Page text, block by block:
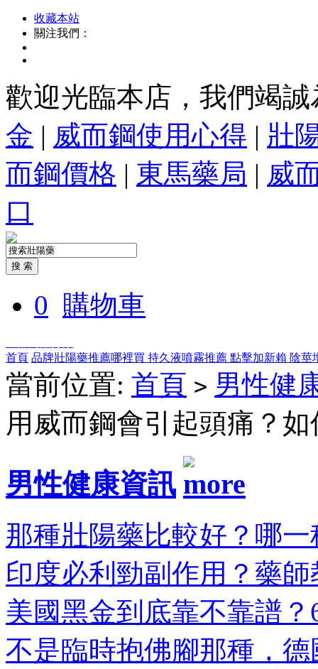
收藏本站
關注我們：
歡迎光臨本店，我們竭
金 | 威而鋼使用心得 | 壯
而鋼價格 | 東馬藥局 | 威
口
0 購物車
首頁 品牌壯陽藥推薦哪裡買 持久液噴霧推薦 點擊加新賴 陰莖
當前位置: 首頁 > 男性健
用威而鋼會引起頭痛？
男性健康資訊
那種壯陽藥比較好？哪
印度必利勁副作用？藥
美國黑金到底靠不靠譜？
不是臨時抱佛腳那種，